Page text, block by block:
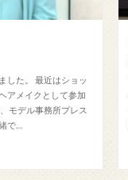
した。 最近はショッ
アメイクとして参加
モデル事務所プレス
で…